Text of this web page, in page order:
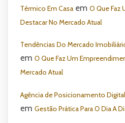
Térmico Em Casa em O Que Faz
Destacar No Mercado Atual
Tendências Do Mercado
em O Que Faz Um
Mercado Atual
Agência de Posicionamento
em Gestão Prática Para O Dia A